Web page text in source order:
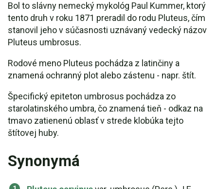
Bol to slávny nemecký mykológ Paul Kummer, ktorý
tento druh v roku 1871 preradil do rodu Pluteus, čím
stanovil jeho v súčasnosti uznávaný vedecký názov
Pluteus umbrosus.
Rodové meno Pluteus pochádza z latinčiny a
znamená ochranný plot alebo zástenu - napr. štít.
Špecifický epiteton umbrosus pochádza zo
starolatinského umbra, čo znamená tieň - odkaz na
tmavo zatienenú oblasť v strede klobúka tejto
štítovej huby.
Synonymá